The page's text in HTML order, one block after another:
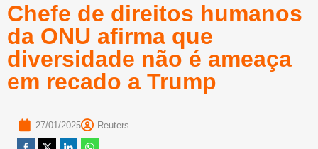
Chefe de direitos humanos
da ONU afirma que
diversidade não é ameaça
em recado a Trump
27/01/2025 Reuters